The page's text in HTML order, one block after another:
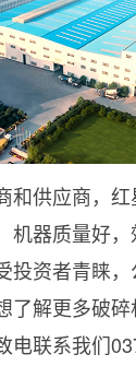
和供应商，
机器质量好
投资者青睐
了解更多破
电联系我们